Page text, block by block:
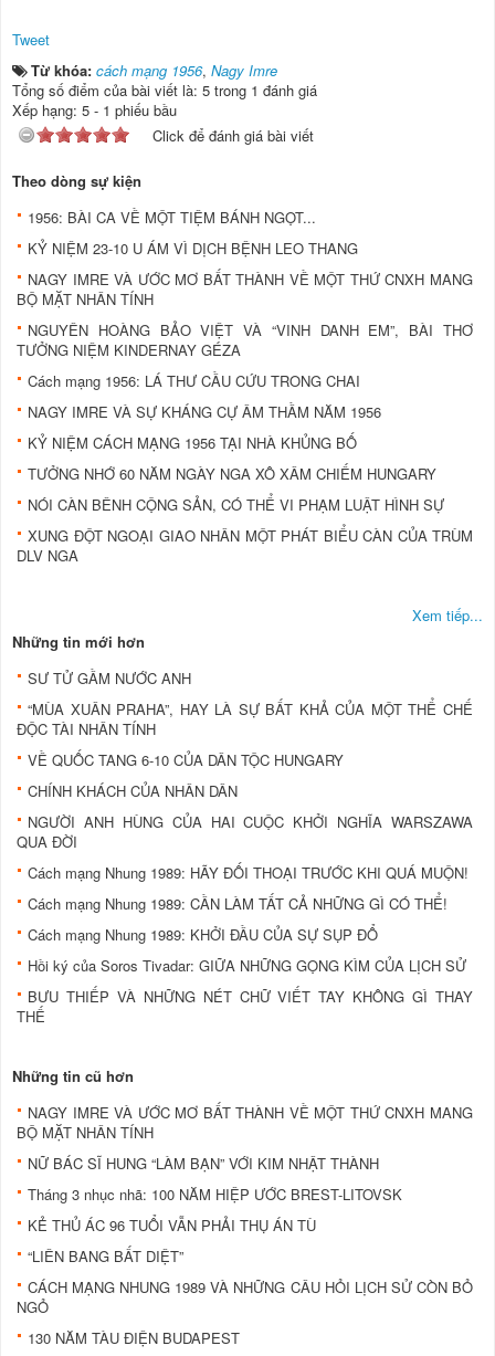
Tweet
Từ khóa: cách mạng 1956, Nagy Imre
Tổng số điểm của bài viết là: 5 trong 1 đánh giá
Xếp hạng: 5 - 1 phiếu bầu
Click để đánh giá bài viết
Theo dòng sự kiện
1956: BÀI CA VỀ MỘT TIỆM BÁNH NGỌT...
KỶ NIỆM 23-10 U ÁM VÌ DỊCH BỆNH LEO THANG
NAGY IMRE VÀ ƯỚC MƠ BẤT THÀNH VỀ MỘT THỨ CNXH MANG
BỘ MẶT NHÂN TÍNH
NGUYÊN HOÀNG BẢO VIỆT VÀ “VINH DANH EM”, BÀI THƠ
TƯỞNG NIỆM KINDERNAY GÉZA
Cách mạng 1956: LÁ THƯ CẦU CỨU TRONG CHAI
NAGY IMRE VÀ SỰ KHÁNG CỰ ÂM THẦM NĂM 1956
KỶ NIỆM CÁCH MẠNG 1956 TẠI NHÀ KHỦNG BỐ
TƯỞNG NHỚ 60 NĂM NGÀY NGA XÔ XÂM CHIẾM HUNGARY
NÓI CÀN BÊNH CỘNG SẢN, CÓ THỂ VI PHẠM LUẬT HÌNH SỰ
XUNG ĐỘT NGOẠI GIAO NHÂN MỘT PHÁT BIỂU CÀN CỦA TRÙM
DLV NGA
Xem tiếp...
Những tin mới hơn
SƯ TỬ GẦM NƯỚC ANH
“MÙA XUÂN PRAHA”, HAY LÀ SỰ BẤT KHẢ CỦA MỘT THỂ CHẾ
ĐỘC TÀI NHÂN TÍNH
VỀ QUỐC TANG 6-10 CỦA DÂN TỘC HUNGARY
CHÍNH KHÁCH CỦA NHÂN DÂN
NGƯỜI ANH HÙNG CỦA HAI CUỘC KHỞI NGHĨA WARSZAWA
QUA ĐỜI
Cách mạng Nhung 1989: HÃY ĐỐI THOẠI TRƯỚC KHI QUÁ MUỘN!
Cách mạng Nhung 1989: CẦN LÀM TẤT CẢ NHỮNG GÌ CÓ THỂ!
Cách mạng Nhung 1989: KHỞI ĐẦU CỦA SỰ SỤP ĐỔ
Hồi ký của Soros Tivadar: GIỮA NHỮNG GỌNG KÌM CỦA LỊCH SỬ
BƯU THIẾP VÀ NHỮNG NÉT CHỮ VIẾT TAY KHÔNG GÌ THAY
THẾ
Những tin cũ hơn
NAGY IMRE VÀ ƯỚC MƠ BẤT THÀNH VỀ MỘT THỨ CNXH MANG
BỘ MẶT NHÂN TÍNH
NỮ BÁC SĨ HUNG “LÀM BẠN” VỚI KIM NHẬT THÀNH
Tháng 3 nhục nhã: 100 NĂM HIỆP ƯỚC BREST-LITOVSK
KẺ THỦ ÁC 96 TUỔI VẪN PHẢI THỤ ÁN TÙ
“LIÊN BANG BẤT DIỆT”
CÁCH MẠNG NHUNG 1989 VÀ NHỮNG CÂU HỎI LỊCH SỬ CÒN BỎ
NGỎ
130 NĂM TÀU ĐIỆN BUDAPEST